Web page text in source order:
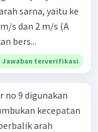
sarna, yaitu ke
s dan 2 m/s (A
bers...
Jawaban terverifikasi
kecepatan
arah